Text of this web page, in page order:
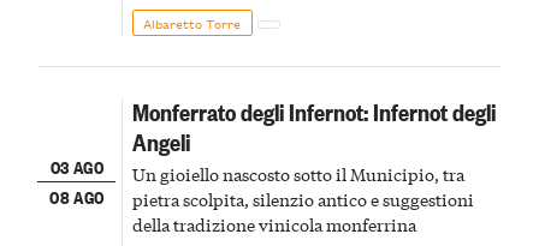
Albaretto Torre
03 AGO
08 AGO
Monferrato degli Infernot: Infernot degli
Angeli
Un gioiello nascosto sotto il Municipio, tra
pietra scolpita, silenzio antico e suggestioni
della tradizione vinicola monferrina